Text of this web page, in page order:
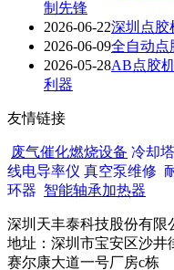
制先锋
2026-06-22深圳点胶
2026-06-09全自动点
2026-05-28AB点胶
利器
友情链接
废气催化燃烧设备 冷却
线电导率仪 真空泵维修
环器 智能轴承加热器
深圳天丰泰科技股份有限
地址：深圳市宝安区沙井
赛尔康大道一号厂房c栋